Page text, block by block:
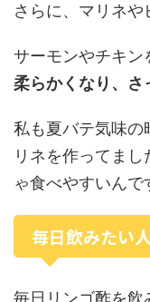
さらに、マリネや
サーモンやチキン
柔らかくなり、さ
私も夏バテ気味の
リネを作ってま
ゃ食べやすいんで
毎日飲みたい
毎日リンゴ酢を飲